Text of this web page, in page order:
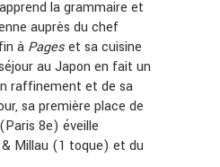
la grammaire et
auprès du chef
à Pageset sa cuisine
au Japon en fait un
raffinement et de sa
sa première place de
8e) éveille
Millau (1 toque) et du